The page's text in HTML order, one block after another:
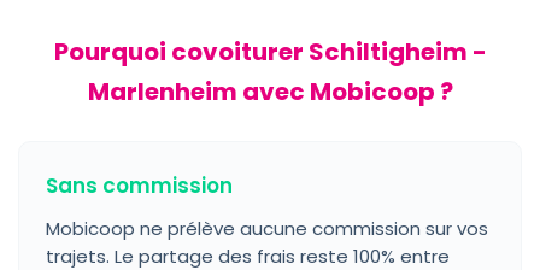
Pourquoi covoiturer Schiltigheim -
Marlenheim avec Mobicoop ?
Sans commission
Mobicoop ne prélève aucune commission sur vos
trajets. Le partage des frais reste 100% entre